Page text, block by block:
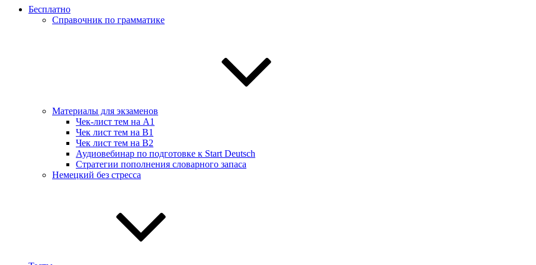
Бесплатно
Справочник по грамматике
Материалы для экзаменов
Чек-лист тем на А1
Чек лист тем на B1
Чек лист тем на B2
Аудиовебинар по подготовке к Start Deutsch
Стратегии пополнения словарного запаса
Немецкий без стресса